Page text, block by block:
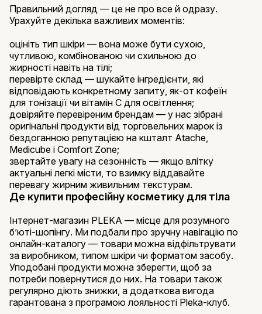
Правильний догляд — це не про все й одразу.
Урахуйте декілька важливих моментів:
оцініть тип шкіри — вона може бути сухою,
чутливою, комбінованою чи схильною до
жирності навіть на тілі;
перевірте склад — шукайте інгредієнти, які
відповідають конкретному запиту, як-от кофеїн
для тонізації чи вітамін C для освітлення;
довіряйте перевіреним брендам — у нас зібрані
оригінальні продукти від торговельних марок із
бездоганною репутацією на кшталт Atache,
Medicube і Comfort Zone;
звертайте увагу на сезонність — якщо влітку
актуальні легкі місти, то взимку віддавайте
перевагу жирним живильним текстурам.
Де купити професійну косметику для тіла
Інтернет-магазин PLEKA — місце для розумного
б’юті-шопінгу. Ми подбали про зручну навігацію по
онлайн-каталогу — товари можна відфільтрувати
за виробником, типом шкіри чи форматом засобу.
Уподобані продукти можна зберегти, щоб за
потреби повернутися до них. На товари також
регулярно діють знижки, а додаткова вигода
гарантована з програмою лояльності Pleka-клуб.